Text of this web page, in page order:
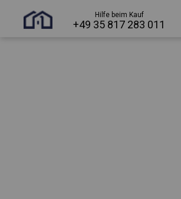
Hilfe beim Kauf
+49 35 817 283 011